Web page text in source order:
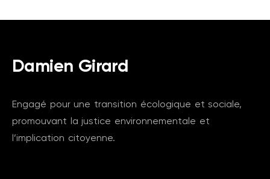
Damien Girard
Engagé pour une transition écologique et sociale,
promouvant la justice environnementale et
l’implication citoyenne.